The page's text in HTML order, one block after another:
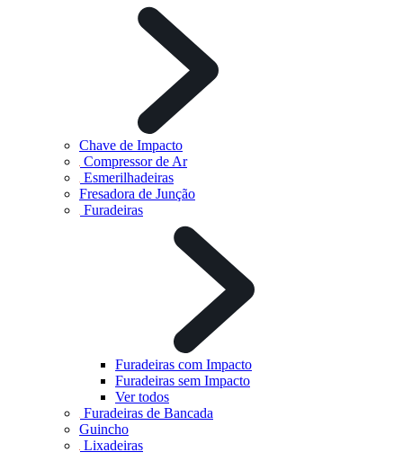
Chave de Impacto
Compressor de Ar
Esmerilhadeiras
Fresadora de Junção
Furadeiras
Furadeiras com Impacto
Furadeiras sem Impacto
Ver todos
Furadeiras de Bancada
Guincho
Lixadeiras